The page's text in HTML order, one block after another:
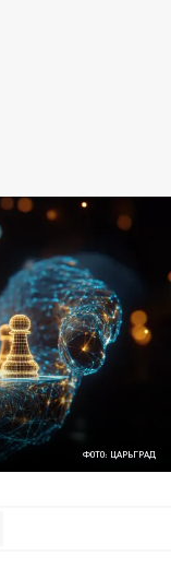
ФОТО: ЦАРЬГРАД